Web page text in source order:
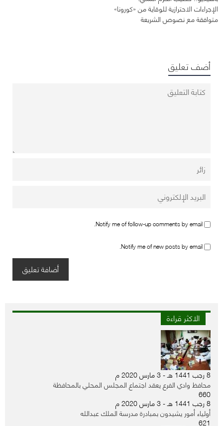
الإجراءات الاحترازية للوقاية من «كورونا»
متوافقة مع نصوص الشريعة
أضف تعليق
Notify me of follow-up comments by email.
Notify me of new posts by email.
الاكثر قراءة
8 رجب 1441 هـ - 3 مارس 2020 م
محافظ وادي الفرع يعقد اجتماع المجلس المحلي بالمحافظة
660
8 رجب 1441 هـ - 3 مارس 2020 م
أولياء أمور يشيدون بمبادرة مدرسة الملك عبدالله
621